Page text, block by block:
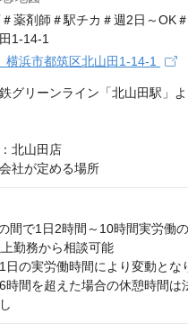
浜市都筑区北山田1-14-1
グリーンライン「北山田駅」
北山田店
社が定める場所
間で1日2時間～10時間実労働
勤務から相談可能
の実労働時間により変動とな
時間を超えた場合の休憩時間は